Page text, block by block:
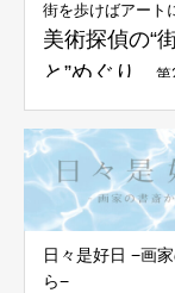
街を歩けばアート
美術探偵の“
と”めぐり
第
日々是好日 −画
ら−